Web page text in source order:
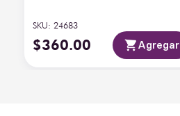
SKU: 24683
$360.00 Agregar